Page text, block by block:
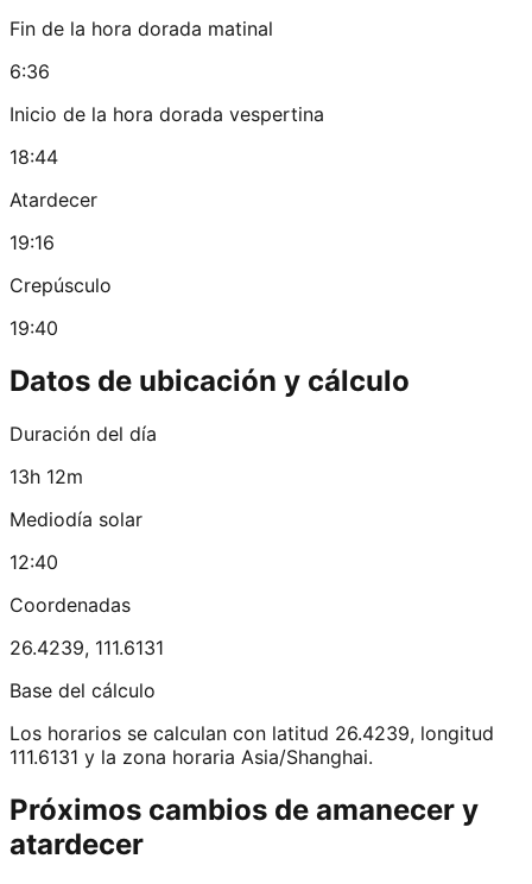
Fin de la hora dorada matinal
6:36
Inicio de la hora dorada vespertina
18:44
Atardecer
19:16
Crepúsculo
19:40
Datos de ubicación y cálculo
Duración del día
13h 12m
Mediodía solar
12:40
Coordenadas
26.4239, 111.6131
Base del cálculo
Los horarios se calculan con latitud 26.4239, longitud
111.6131 y la zona horaria Asia/Shanghai.
Próximos cambios de amanecer y
atardecer